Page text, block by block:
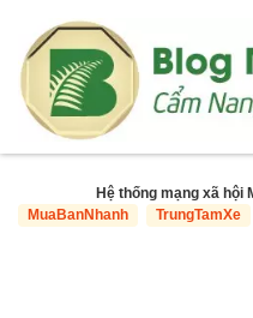
Hệ thống mạng xã hội
MuaBanNhanh
TrungTamXe